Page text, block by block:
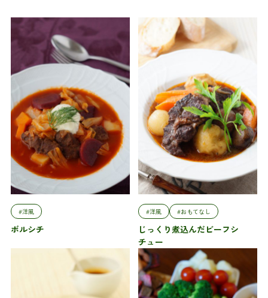
#洋風
ボルシチ
#洋風 #おもてなし
じっくり煮込んだビーフシ
チュー